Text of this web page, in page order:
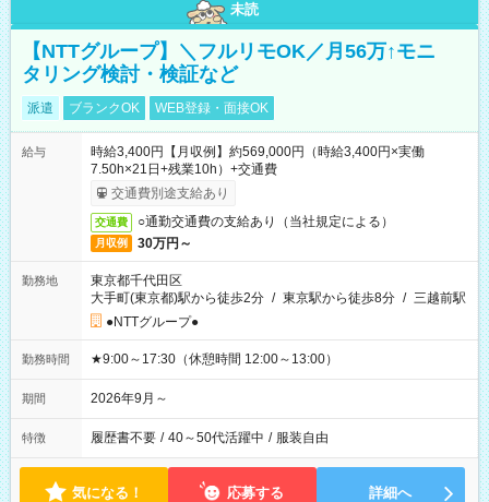
未読
【NTTグループ】＼フルリモOK／月56万↑モニ
タリング検討・検証など
派遣 ブランクOK WEB登録・面接OK
給与
時給3,400円【月収例】約569,000円（時給3,400円×実働
7.50h×21日+残業10h）+交通費
交通費別途支給あり
交通費 ○通勤交通費の支給あり（当社規定による）
月収例 30万円～
勤務地
東京都千代田区
大手町(東京都)駅から徒歩2分 / 東京駅から徒歩8分 / 三越前駅
●NTTグループ●
勤務時間 ★9:00～17:30（休憩時間 12:00～13:00）
期間 2026年9月～
特徴 履歴書不要 / 40～50代活躍中 / 服装自由
気になる！ 応募する 詳細へ